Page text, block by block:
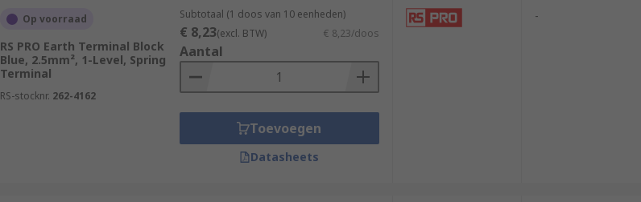
Op voorraad
RS PRO Earth Terminal Block
Blue, 2.5mm², 1-Level, Spring
Terminal
RS-stocknr. 262-4162
Subtotaal (1 doos van 10 eenheden)
€ 8,23(excl. BTW) € 8,23/doos
Aantal
Toevoegen
Datasheets
-